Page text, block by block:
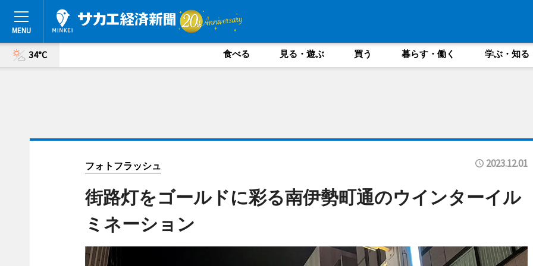
34°C 食べる 見る・遊ぶ 買う 暮らす・働く 学ぶ・知る
フォトフラッシュ 2023.12.01
街路灯をゴールドに彩る南伊勢町通のウインターイル
ミネーション